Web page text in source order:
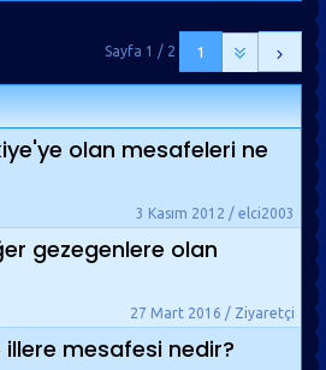
1
Sayfa 1 / 2
olan mesafeleri ne
3 Kasım 2012 / elci2003
gezegenlere olan
27 Mart 2016 / Ziyaretçi
mesafesi nedir?